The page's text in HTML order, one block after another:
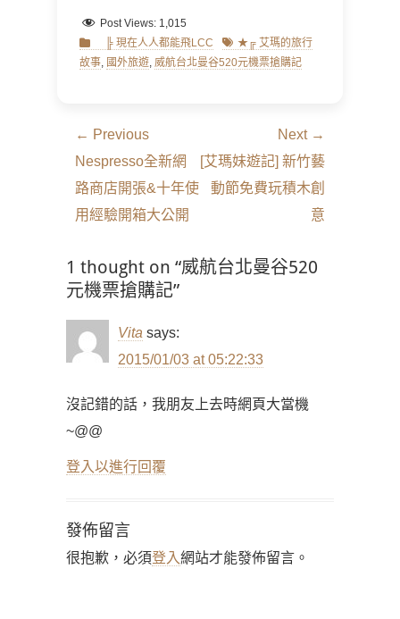
Post Views: 1,015
Categories
╠ 現在人人都能飛LCC Tags★╔ 艾瑪的旅行
故事, 國外旅遊, 威航台北曼谷520元機票搶購記
文
章
導
覽
← Previous
Previous
post:
Nespresso全新網
路商店開張&十年使
用經驗開箱大公開
Next →
Next
post:
[艾瑪妹遊記] 新竹藝
動節免費玩積木創
意
1 thought on “威航台北曼谷520
元機票搶購記”
Vita says:
2015/01/03 at 05:22:33
沒記錯的話，我朋友上去時網頁大當機
~@@
登入以進行回覆
發佈留言
很抱歉，必須登入網站才能發佈留言。